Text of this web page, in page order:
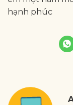
hạnh phúc